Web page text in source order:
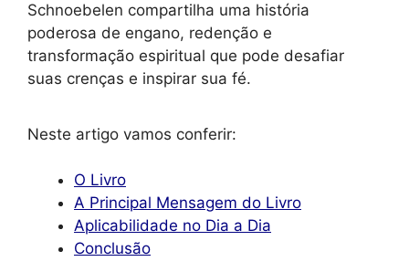
Schnoebelen compartilha uma história
poderosa de engano, redenção e
transformação espiritual que pode desafiar
suas crenças e inspirar sua fé.
Neste artigo vamos conferir:
O Livro
A Principal Mensagem do Livro
Aplicabilidade no Dia a Dia
Conclusão